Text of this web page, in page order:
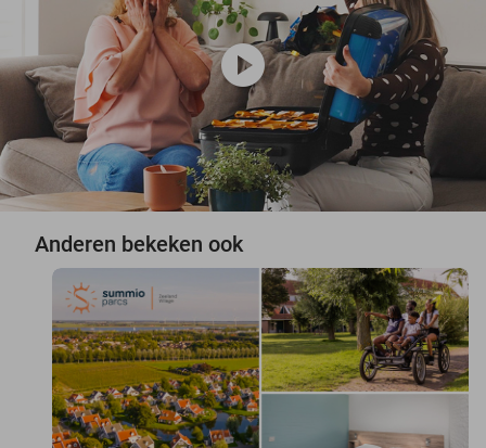
play_circle
Anderen bekeken ook